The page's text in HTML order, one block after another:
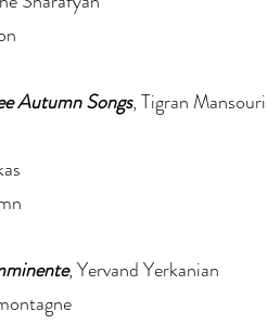
Autumn Songs, Tigran
, Yervand Yerkanian